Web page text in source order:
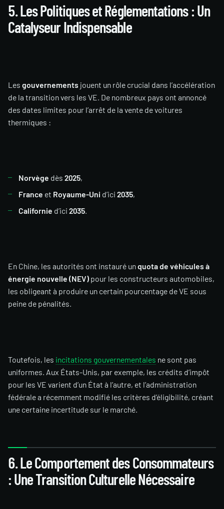
5. Les Politiques et Réglementations : Un
Catalyseur Indispensable
Les gouvernementsjouent un rôle crucial dans l’accélération
de la transition vers les VE. De nombreux pays ont annoncé
des dates limites pour l’arrêt de la vente de voitures
thermiques :
Norvège dès 2025,
France et Royaume-Uni d’ici 2035,
Californie d’ici 2035.
En Chine, les autorités ont instauré unquota de véhicules à
énergie nouvelle (NEV)pour les constructeurs automobiles,
les obligeant à produire un certain pourcentage de VE sous
peine de pénalités.
Toutefois, les incitations gouvernementales ne sont pas
uniformes. Aux États-Unis, par exemple, les crédits d’impôt
pour les VE varient d’un État à l’autre, et l’administration
fédérale a récemment modifié les critères d’éligibilité, créant
une certaine incertitude sur le marché.
6. Le Comportement des Consommateurs
: Une Transition Culturelle Nécessaire